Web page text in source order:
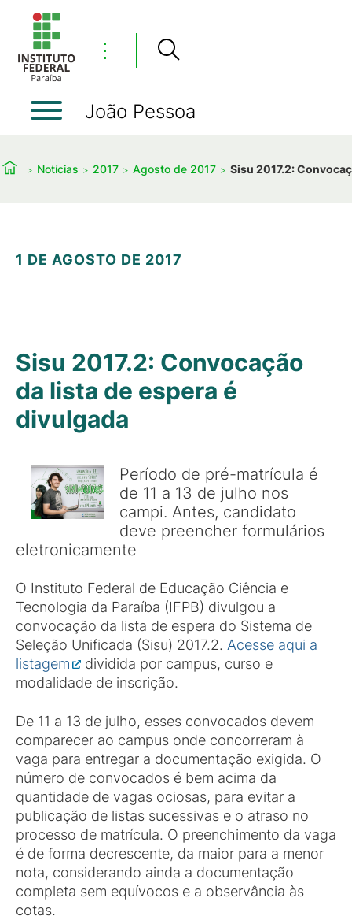
⋮
João Pessoa
Notícias 2017 Agosto de 2017 Sisu 2017.2:
1 DE AGOSTO DE 2017
Sisu 2017.2: Convocação
da lista de espera é
divulgada
Período de pré-matrícula é
de 11 a 13 de julho nos
campi. Antes, candidato
deve preencher formulários
eletronicamente
O Instituto Federal de Educação Ciência e
Tecnologia da Paraíba (IFPB) divulgou a
convocação da lista de espera do Sistema de
Seleção Unificada (Sisu) 2017.2. Acesse aqui a
listagem
dividida por campus, curso e
modalidade de inscrição.
De 11 a 13 de julho, esses convocados devem
comparecer ao campus onde concorreram à
vaga para entregar a documentação exigida. O
número de convocados é bem acima da
quantidade de vagas ociosas, para evitar a
publicação de listas sucessivas e o atraso no
processo de matrícula. O preenchimento da vaga
é de forma decrescente, da maior para a menor
nota, considerando ainda a documentação
completa sem equívocos e a observância às
cotas.